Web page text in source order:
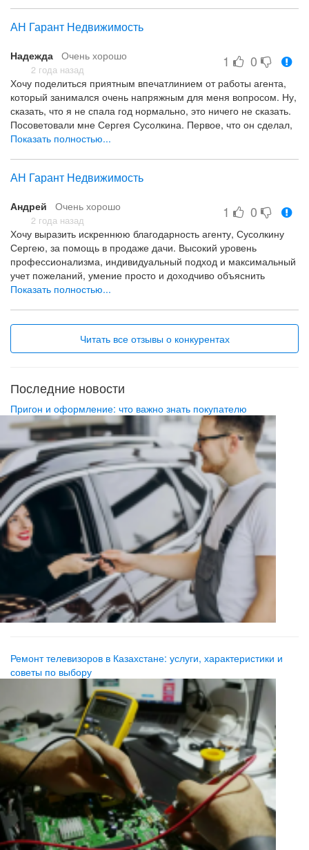
Профессионализм, грамотный подход к каждому.
АН Гарант Недвижимость
Надежда Очень хорошо
2 года назад 1 0
Хочу поделиться приятным впечатлинием от работы агента,
который занимался очень напряжным для меня вопросом. Ну,
сказать, что я не спала год нормально, это ничего не сказать.
Посоветовали мне Сергея Сусолкина. Первое, что он сделал,
это успокоил меня и привел нервишки в равновесие.)) тут вам
вопросы и иногда ставила подпись. Рада,что у нас еще есть
Показать полностью...
АН Гарант Недвижимость
Андрей Очень хорошо
2 года назад 1 0
Хочу выразить искреннюю благодарность агенту, Сусолкину
Сергею, за помощь в продаже дачи. Высокий уровень
профессионализма, индивидуальный подход и максимальный
учет пожеланий, умение просто и доходчиво объяснить
сложные тонкости законодательства. Сергей, спасибо за Вашу
Всё шикарно!!!)
Показать полностью...
Читать все отзывы о конкурентах
Последние новости
Пригон и оформление: что важно знать покупателю
Ремонт телевизоров в Казахстане: услуги, характеристики и
советы по выбору